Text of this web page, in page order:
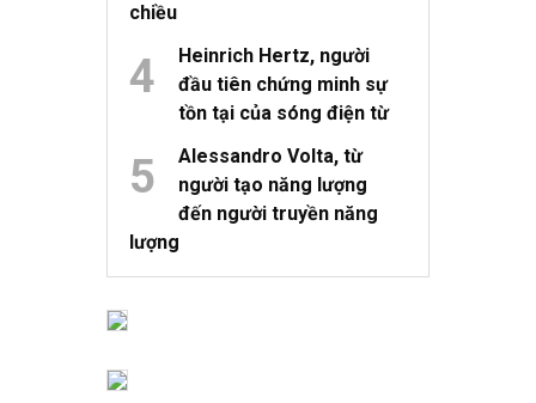
chiều
Heinrich Hertz, người
đầu tiên chứng minh sự
tồn tại của sóng điện từ
Alessandro Volta, từ
người tạo năng lượng
đến người truyền năng
lượng